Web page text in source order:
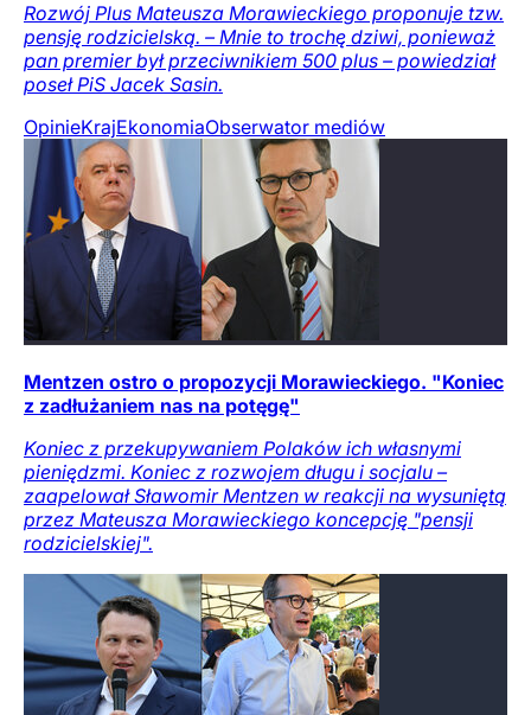
Rozwój Plus Mateusza Morawieckiego proponuje tzw.
pensję rodzicielską. – Mnie to trochę dziwi, ponieważ
pan premier był przeciwnikiem 500 plus – powiedział
poseł PiS Jacek Sasin.
OpinieKrajEkonomiaObserwator mediów
Mentzen ostro o propozycji Morawieckiego. "Koniec
z zadłużaniem nas na potęgę"
Koniec z przekupywaniem Polaków ich własnymi
pieniędzmi. Koniec z rozwojem długu i socjalu –
zaapelował Sławomir Mentzen w reakcji na wysuniętą
przez Mateusza Morawieckiego koncepcję "pensji
rodzicielskiej".